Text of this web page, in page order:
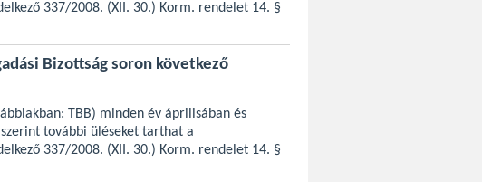
337/2008. (XII. 30.) Korm. rendelet 14. §
Bizottság soron következő
TBB) minden év áprilisában és
további üléseket tarthat a
337/2008. (XII. 30.) Korm. rendelet 14. §